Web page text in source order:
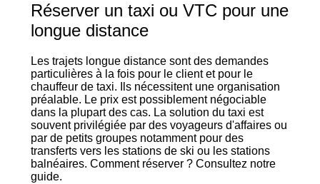
Réserver un taxi ou VTC pour une
longue distance
Les trajets longue distance sont des demandes
particulières à la fois pour le client et pour le
chauffeur de taxi. Ils nécessitent une organisation
préalable. Le prix est possiblement négociable
dans la plupart des cas. La solution du taxi est
souvent privilégiée par des voyageurs d'affaires ou
par de petits groupes notamment pour des
transferts vers les stations de ski ou les stations
balnéaires. Comment réserver ? Consultez notre
guide.